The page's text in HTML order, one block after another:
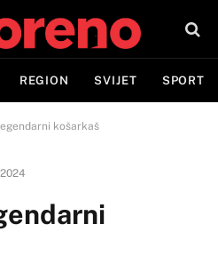
REGION SVIJET SPORT
košarkaš